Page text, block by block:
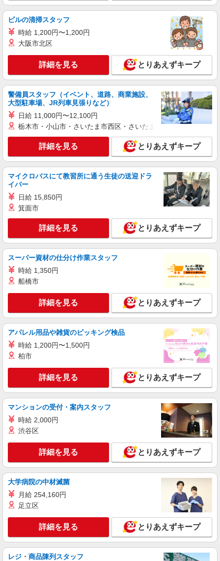
ビルの清掃スタッフ
時給 1,200円〜1,200円
大阪市北区
詳細を見る とりあえずキープ
警備員スタッフ（イベント、道路、商業施設、
大型駐車場、JR列車見張りなど）
日給 11,000円〜12,100円
栃木市・小山市・さいたま市西区・さいたま市岩槻区・久喜市・
詳細を見る とりあえずキープ
マイクロバスにて教習所に通う生徒の送迎ドラ
イバー
日給 15,850円
箕面市
詳細を見る とりあえずキープ
スーパー資材の仕分け作業スタッフ
時給 1,350円
船橋市
詳細を見る とりあえずキープ
アパレル用品や雑貨のピッキング検品
時給 1,200円〜1,500円
柏市
詳細を見る とりあえずキープ
マンションの受付・案内スタッフ
時給 2,000円
渋谷区
詳細を見る とりあえずキープ
大学病院の中材滅菌
月給 254,160円
足立区
詳細を見る とりあえずキープ
レジ・商品陳列スタッフ